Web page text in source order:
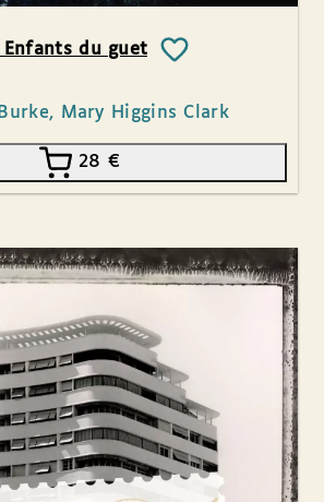
Enfants du guet
Mary Higgins Clark
28 €